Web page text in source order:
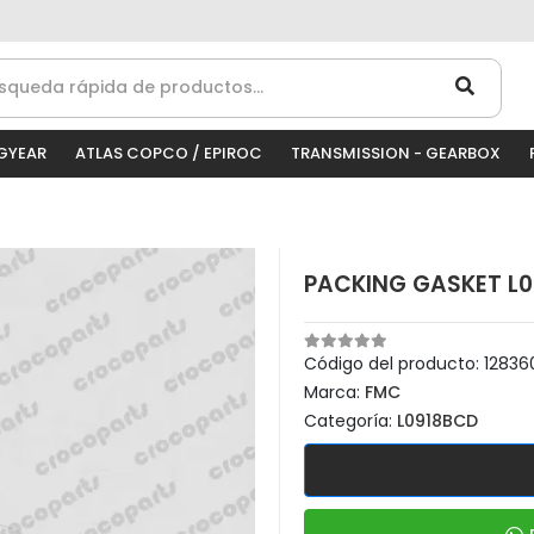
ATLAS COPCO / EPIROC TRANSMISSION - GEARBOX
PACKING GASKET
Código del producto:
Marca: FMC
Categoría: L0918BCD